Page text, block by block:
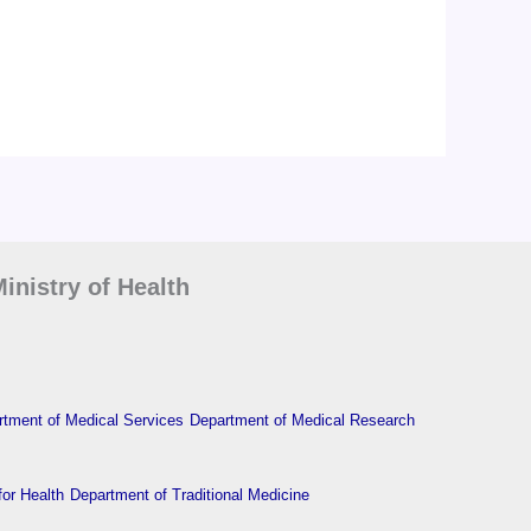
of Health
of Medical Services Department of Medical Research
Health Department of Traditional Medicine